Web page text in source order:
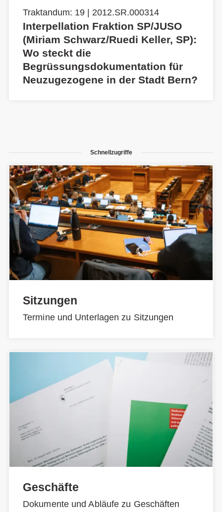
Traktandum: 19 | 2012.SR.000314
Interpellation Fraktion SP/JUSO
(Miriam Schwarz/Ruedi Keller, SP):
Wo steckt die
Begrüssungsdokumentation für
Neuzugezogene in der Stadt Bern?
Schnellzugriffe
Sitzungen
Termine und Unterlagen zu Sitzungen
Geschäfte
Dokumente und Abläufe zu Geschäften